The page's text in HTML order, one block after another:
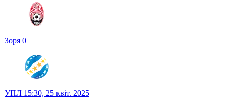
Зоря 0
УПЛ 15:30, 25 квіт. 2025